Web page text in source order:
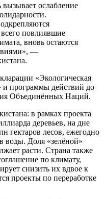
ослабление
повлиявшие
вновь остаются
—
«Экологическая
и программы действий до
Объединённых Наций.
в рамках проекта
деревьев, на дне
гектаров лесов, ежегодно
воды. Доля «зелёной»
расти. Страна также
по климату,
снизить их вдвое к
проекты по переработке